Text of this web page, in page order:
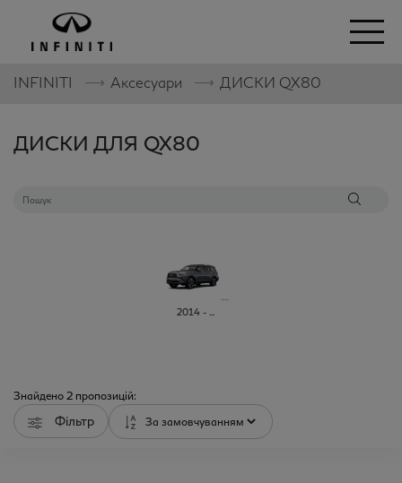
INFINITI ⟶ Аксесуари ⟶ ДИСКИ QX80
ДИСКИ ДЛЯ QX80
2014 - ...
Знайдено 2 пропозицій:
Фільтр